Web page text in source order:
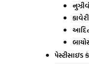
પેસ્ટીસાઇડ